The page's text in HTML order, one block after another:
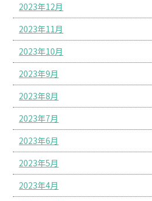
2023年12月
2023年11月
2023年10月
2023年9月
2023年8月
2023年7月
2023年6月
2023年5月
2023年4月